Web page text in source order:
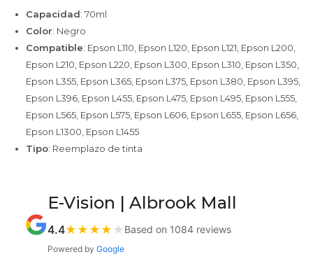
Capacidad: 70ml
Color: Negro
Compatible: Epson L110, Epson L120, Epson L121, Epson L200,
Epson L210, Epson L220, Epson L300, Epson L310, Epson L350,
Epson L355, Epson L365, Epson L375, Epson L380, Epson L395,
Epson L396, Epson L455, Epson L475, Epson L495, Epson L555,
Epson L565, Epson L575, Epson L606, Epson L655, Epson L656,
Epson L1300, Epson L1455
Tipo: Reemplazo de tinta
E-Vision | Albrook Mall
4.4★ ★ ★ ★ ★ Based on 1084 reviews
Powered by Google